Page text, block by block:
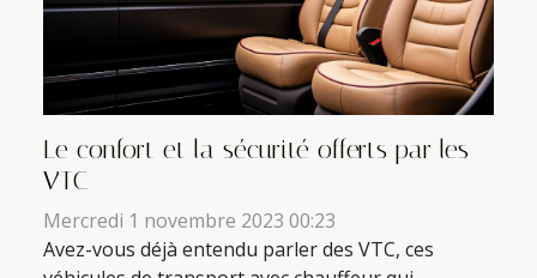
Le confort et la sécurité offerts par les
VTC
Mercredi 1 novembre 2023 00:23
Avez-vous déjà entendu parler des VTC, ces